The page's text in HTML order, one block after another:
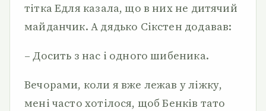
тітка Едля казала, що в них не дитячий
майданчик. А дядько Сікстен додавав:
– Досить з нас і одного шибеника.
Вечорами, коли я вже лежав у ліжку,
мені часто хотілося, щоб Бенків тато